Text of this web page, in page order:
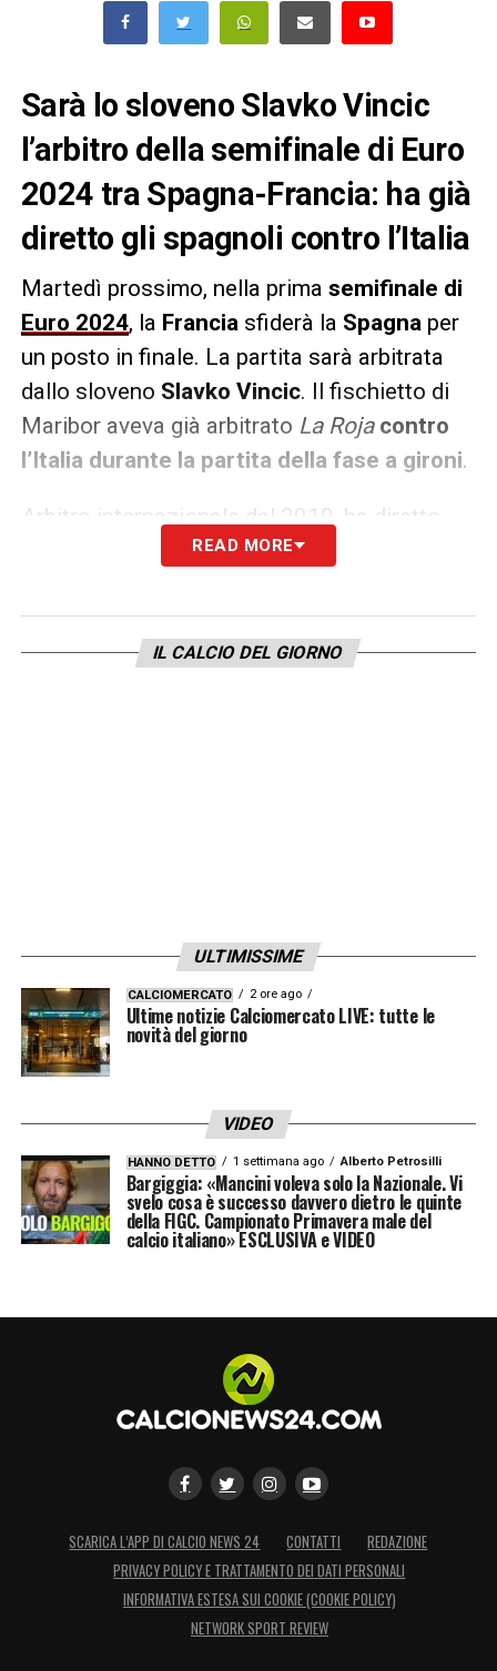
Sarà lo sloveno Slavko Vincic
l’arbitro della semifinale di Euro
2024 tra Spagna-Francia: ha già
diretto gli spagnoli contro l’Italia
Martedì prossimo, nella prima semifinale di
Euro 2024, la Francia sfiderà la Spagna per
un posto in finale. La partita sarà arbitrata
dallo sloveno Slavko Vincic. Il fischietto di
Maribor aveva già arbitrato La Roja contro
l’Italia durante la partita della fase a gironi.
Arbitro internazionale dal 2010, ha diretto
anche la finale diUEFA Champions League
L’arbitro balcanico sarà assistito a bordo
campo dai connazionaliTomaz Klancnike
READ MORE
IL CALCIO DEL GIORNO
ULTIMISSIME
CALCIOMERCATO 2 ore ago
Ultime notizie Calciomercato LIVE: tutte le
novità del giorno
VIDEO
HANNO DETTO 1 settimana ago Alberto Petrosilli
Bargiggia: «Mancini voleva solo la Nazionale. Vi
svelo cosa è successo davvero dietro le quinte
della FIGC. Campionato Primavera male del
calcio italiano» ESCLUSIVA e VIDEO
SCARICA L’APP DI CALCIO NEWS 24 CONTATTI
REDAZIONE
PRIVACY POLICY E TRATTAMENTO DEI DATI PERSONALI
INFORMATIVA ESTESA SUI COOKIE (COOKIE POLICY)
NETWORK SPORT REVIEW